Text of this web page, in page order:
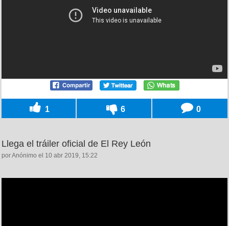
1 6 0
Llega el tráiler oficial de El Rey León
por Anónimo el 10 abr 2019, 15:22